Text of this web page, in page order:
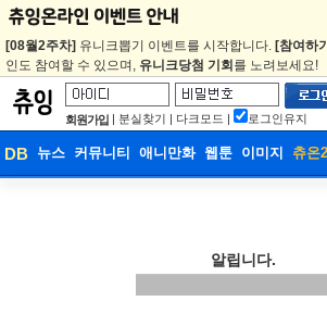
[08월2주차] 유니크뽑기 이벤트를 시작합니다. [참여하
인도 참여할 수 있으며, 유니크당첨 기회 를 노려보세요!
회원가입 | 분실찾기 | 다크모드 | 로그인유지
DB 뉴스 커뮤니티 애니만화 웹툰 이미지 츄온2
알립니다.